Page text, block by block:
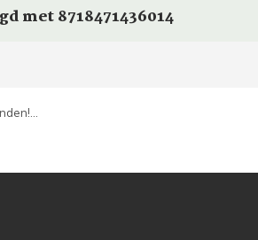
met 8718471436014